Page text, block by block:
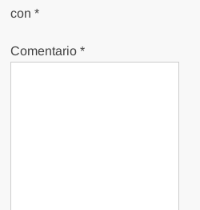
con*
Comentario*